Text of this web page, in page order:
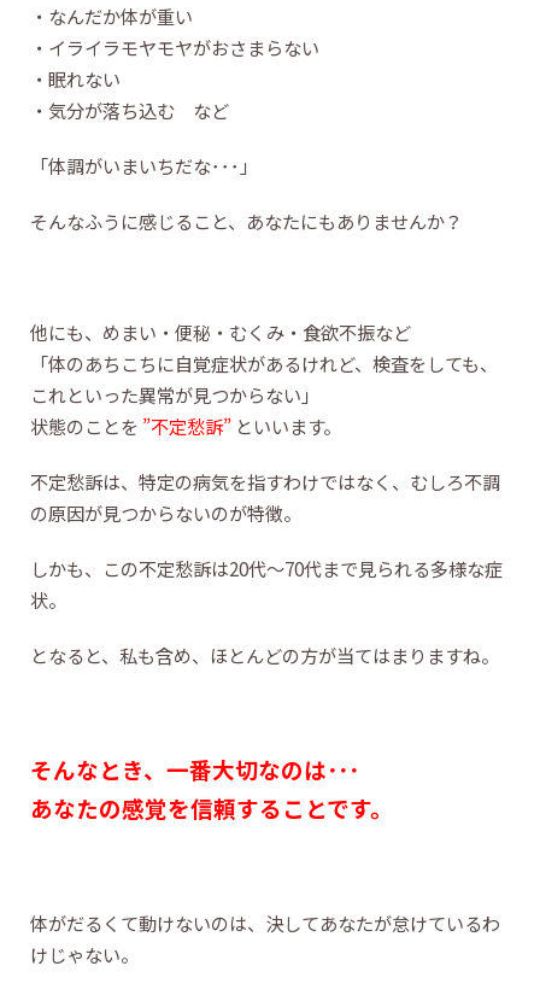
・なんだか体が重い
・イライラモヤモヤがおさまらない
・眠れない
・気分が落ち込む など
「体調がいまいちだな･･･」
そんなふうに感じること、あなたにもありませんか？
他にも、めまい・便秘・むくみ・食欲不振など
「体のあちこちに自覚症状があるけれど、検査をしても、
これといった異常が見つからない」
状態のことを ”不定愁訴” といいます。
不定愁訴は、特定の病気を指すわけではなく、むしろ不調
の原因が見つからないのが特徴。
しかも、この不定愁訴は20代～70代まで見られる多様な症
状。
となると、私も含め、ほとんどの方が当てはまりますね。
そんなとき、一番大切なのは･･･
あなたの感覚を信頼することです。
体がだるくて動けないのは、決してあなたが怠けているわ
けじゃない。